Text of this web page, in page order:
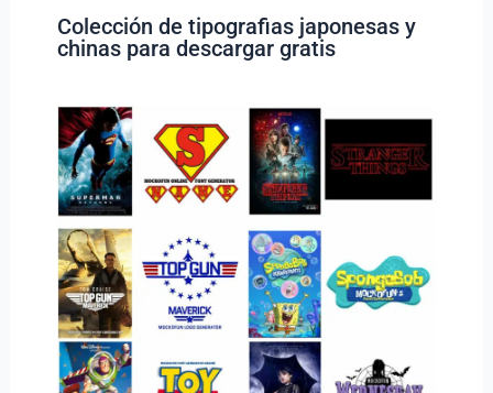
Colección de tipografias japonesas y
chinas para descargar gratis